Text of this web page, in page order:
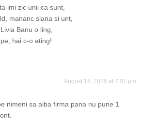
imi zic unii ca sunt,
mananc slana si unt,
Banu o ling,
hai c-o ating!
August 14, 2025 at 7:01 pm
nimeni sa aiba firma pana nu pune 1